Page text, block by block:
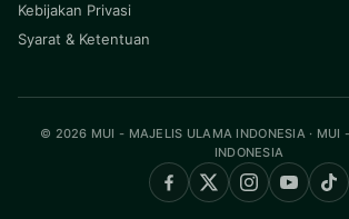
Kebijakan Privasi
Syarat & Ketentuan
© 2026 MUI - MAJELIS ULAMA INDONESIA · MUI
INDONESIA